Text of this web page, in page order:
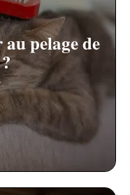
pelage de